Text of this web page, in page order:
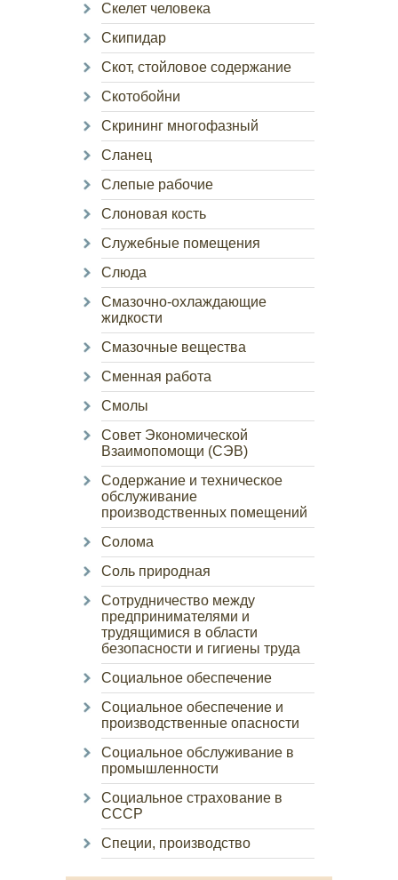
Скелет человека
Скипидар
Скот, стойловое содержание
Скотобойни
Скрининг многофазный
Сланец
Слепые рабочие
Слоновая кость
Служебные помещения
Слюда
Смазочно-охлаждающие
жидкости
Смазочные вещества
Сменная работа
Смолы
Совет Экономической
Взаимопомощи (СЭВ)
Содержание и техническое
обслуживание
производственных помещений
Солома
Соль природная
Сотрудничество между
предпринимателями и
трудящимися в области
безопасности и гигиены труда
Социальное обеспечение
Социальное обеспечение и
производственные опасности
Социальное обслуживание в
промышленности
Социальное страхование в
СССР
Специи, производство